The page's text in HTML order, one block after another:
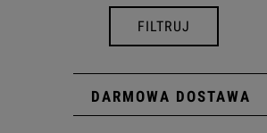
FILTRUJ
DARMOWA DOSTAWA